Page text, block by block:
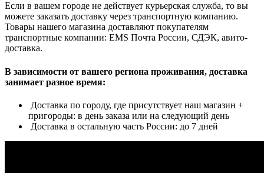
Если в вашем городе не действует курьерская служба, то вы
можете заказать доставку через транспортную компанию.
Товары нашего магазина доставляют покупателям
транспортные компании: EMS Почта России, СДЭК, авито-
доставка.
В зависимости от вашего региона проживания, доставка
занимает разное время:
Доставка по городу, где присутствует наш магазин +
пригороды: в день заказа или на следующий день
Доставка в остальную часть России: до 7 дней